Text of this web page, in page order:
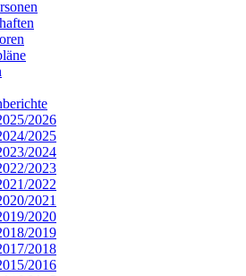
2026
2025
2024
2023
2022
2021
2020
2019
2018
2016